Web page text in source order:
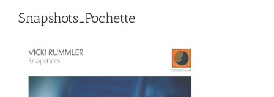
Snapshots_Pochette